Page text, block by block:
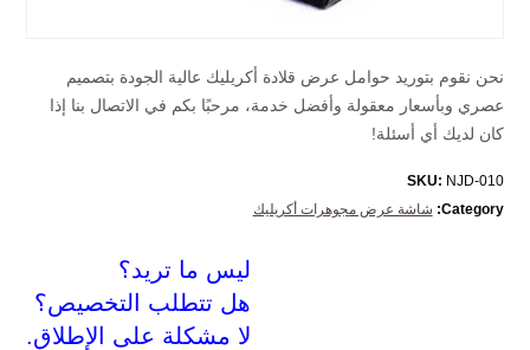
نحن نقوم بتوريد حوامل عرض قلادة أكريليك عالية الجودة بتصميم
عصري وبأسعار معقولة وأفضل خدمة، مرحبًا بكم في الاتصال بنا إذا
كان لديك أي أسئلة!
SKU: NJD-010
Category: شاشة عرض مجوهرات أكريليك
ليس ما تريد؟
هل تتطلب التخصيص؟
لا مشكلة على الإطلاق.